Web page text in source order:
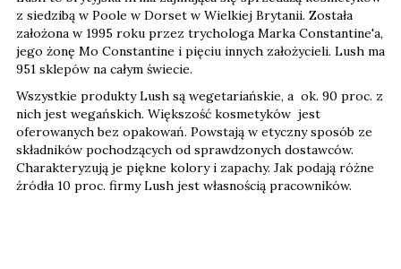
z siedzibą w Poole w Dorset w Wielkiej Brytanii. Została
założona w 1995 roku przez trychologa Marka Constantine'a,
jego żonę Mo Constantine i pięciu innych założycieli. Lush ma
951 sklepów na całym świecie.
Wszystkie produkty Lush są wegetariańskie, a ok. 90 proc. z
nich jest wegańskich. Większość kosmetyków jest
oferowanych bez opakowań. Powstają w etyczny sposób ze
składników pochodzących od sprawdzonych dostawców.
Charakteryzują je piękne kolory i zapachy. Jak podają różne
źródła 10 proc. firmy Lush jest własnością pracowników.